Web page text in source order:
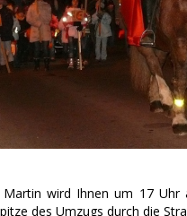
wird Ihnen um 17
des Umzugs durch die